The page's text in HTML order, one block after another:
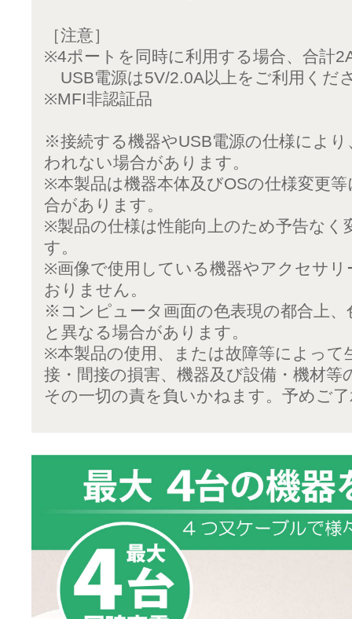
［注意］
※4ポートを同時に利用する場合、合計
USB電源は5V/2.0A以上をご利用くだ
※MFI非認証品
※接続する機器やUSB電源の仕様によ
われない場合があります。
※本製品は機器本体及びOSの仕様変更
合があります。
※製品の仕様は性能向上のため予告なく
す。
※画像で使用している機器やアクセサリ
おりません。
※コンピュータ画面の色表現の都合上
と異なる場合があります。
※本製品の使用、または故障等によって
接・間接の損害、機器及び設備・機材
その一切の責を負いかねます。予めご